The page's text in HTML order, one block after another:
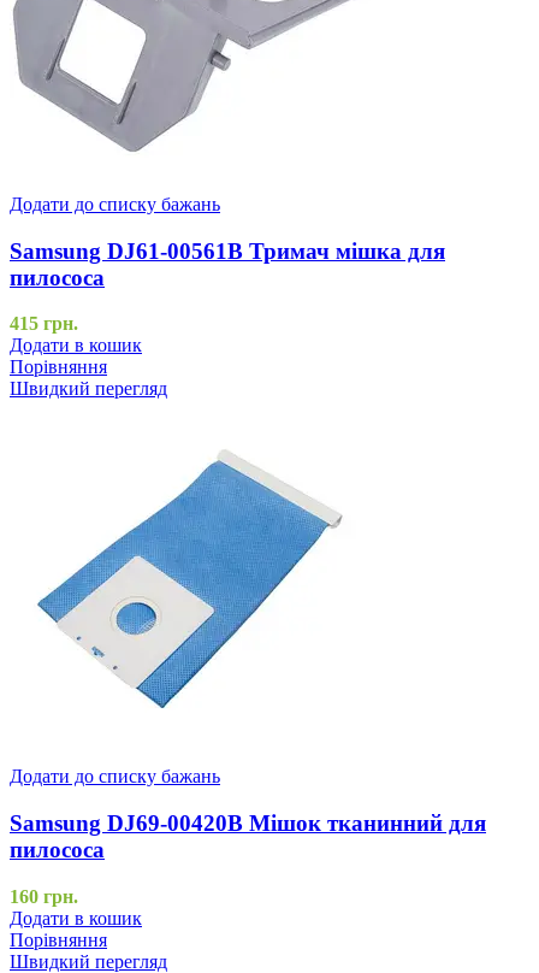
Додати до списку бажань
Samsung DJ61-00561B Тримач мішка для
пилососа
415 грн.
Додати в кошик
Порівняння
Швидкий перегляд
Додати до списку бажань
Samsung DJ69-00420B Мішок тканинний для
пилососа
160 грн.
Додати в кошик
Порівняння
Швидкий перегляд